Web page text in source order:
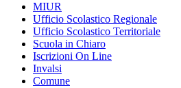
MIUR
Ufficio Scolastico Regionale
Ufficio Scolastico Territoriale
Scuola in Chiaro
Iscrizioni On Line
Invalsi
Comune